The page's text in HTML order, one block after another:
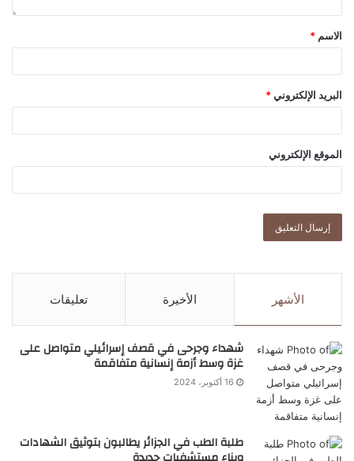
الاسم *
البريد الإلكتروني *
الموقع الإلكتروني
الأشهر الأخيرة تعليقات
شهداء وجرحى في قصف إسرائيلي متواصل على
غزة وسط أزمة إنسانية متفاقمة
16 أكتوبر، 2024
طلبة الطب في الجزائر يطالبون بتوثيق الشهادات